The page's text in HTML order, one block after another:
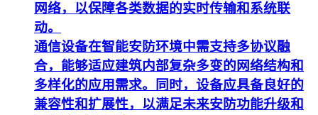
网络，以保障各类数据的实时传输和系统联
动。
通信设备在智能安防环境中需支持多协议融
合，能够适应建筑内部复杂多变的网络结构和
多样化的应用需求。同时，设备应具备良好的
兼容性和扩展性，以满足未来安防功能升级和